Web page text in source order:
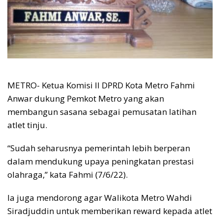
METRO- Ketua Komisi II DPRD Kota Metro Fahmi
Anwar dukung Pemkot Metro yang akan
membangun sasana sebagai pemusatan latihan
atlet tinju.
“Sudah seharusnya pemerintah lebih berperan
dalam mendukung upaya peningkatan prestasi
olahraga,” kata Fahmi (7/6/22).
Ia juga mendorong agar Walikota Metro Wahdi
Siradjuddin untuk memberikan reward kepada atlet